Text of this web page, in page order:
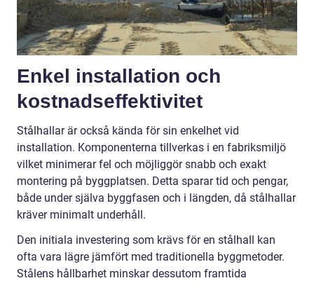
Enkel installation och
kostnadseffektivitet
Stålhallar är också kända för sin enkelhet vid
installation. Komponenterna tillverkas i en fabriksmiljö
vilket minimerar fel och möjliggör snabb och exakt
montering på byggplatsen. Detta sparar tid och pengar,
både under själva byggfasen och i längden, då stålhallar
kräver minimalt underhåll.
Den initiala investering som krävs för en stålhall kan
ofta vara lägre jämfört med traditionella byggmetoder.
Stålens hållbarhet minskar dessutom framtida